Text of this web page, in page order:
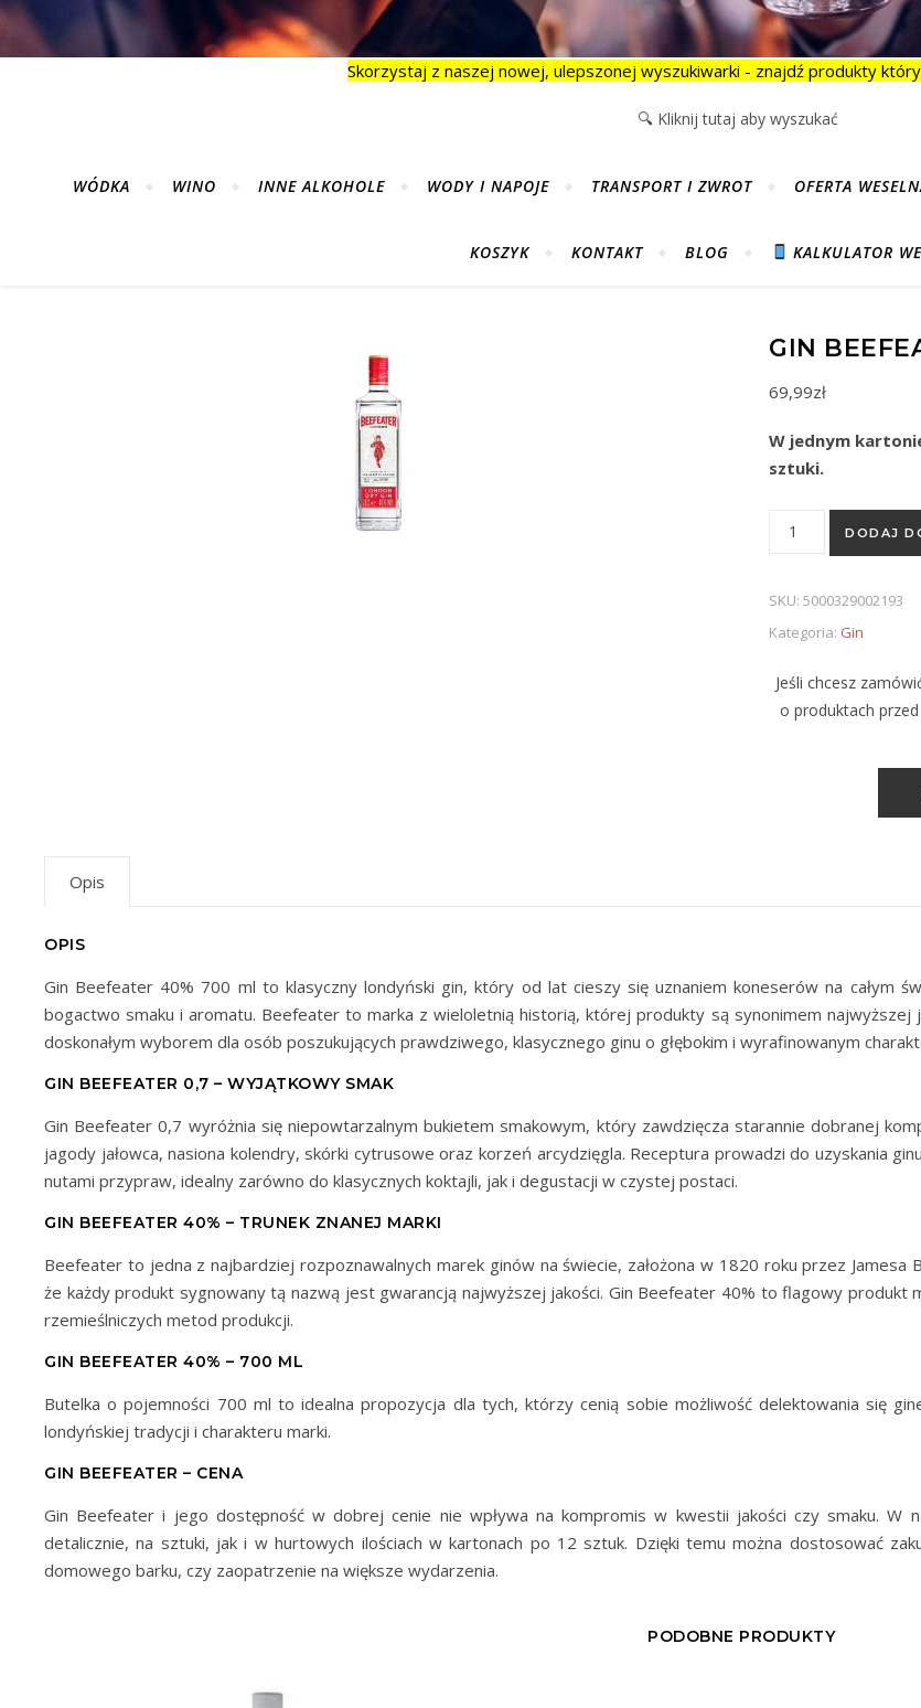
Skorzystaj z naszej nowej, ulepszonej wyszukiwarki - znajdź produkty
WÓDKA WINO INNE ALKOHOLE WODY I NAPOJE TRANSPORT I ZWROT OFERTA
KOSZYK KONTAKT BLOG KALKULATOR
GIN
69,99zł
W jednym
sztuki.
ilość GIN DODAJ
SKU:5000329002193
Kategoria:Gin
Jeśli chcesz
o produktach
Opis
OPIS
Gin Beefeater 40% 700 ml to klasyczny londyński gin, który od lat cieszy się uznaniem koneserów na całym
bogactwo smaku i aromatu. Beefeater to marka z wieloletnią historią, której produkty są synonimem
doskonałym wyborem dla osób poszukujących prawdziwego, klasycznego ginu o głębokim i wyrafinowanym
GIN BEEFEATER 0,7 – WYJĄTKOWY SMAK
Gin Beefeater 0,7 wyróżnia się niepowtarzalnym bukietem smakowym, który zawdzięcza starannie dobranej
jagody jałowca, nasiona kolendry, skórki cytrusowe oraz korzeń arcydzięgla. Receptura prowadzi do uzyskania
nutami przypraw, idealny zarówno do klasycznych koktajli, jak i degustacji w czystej postaci.
GIN BEEFEATER 40% – TRUNEK ZNANEJ MARKI
Beefeater to jedna z najbardziej rozpoznawalnych marek ginów na świecie, założona w 1820 roku przez
że każdy produkt sygnowany tą nazwą jest gwarancją najwyższej jakości. Gin Beefeater 40% to flagowy
rzemieślniczych metod produkcji.
GIN BEEFEATER 40% – 700 ML
Butelka o pojemności 700 ml to idealna propozycja dla tych, którzy cenią sobie możliwość delektowania się
londyńskiej tradycji i charakteru marki.
GIN BEEFEATER – CENA
Gin Beefeater i jego dostępność w dobrej cenie nie wpływa na kompromis w kwestii jakości czy smaku. W
detalicznie, na sztuki, jak i w hurtowych ilościach w kartonach po 12 sztuk. Dzięki temu można dostosować
domowego barku, czy zaopatrzenie na większe wydarzenia.
PODOBNE PRODUKTY